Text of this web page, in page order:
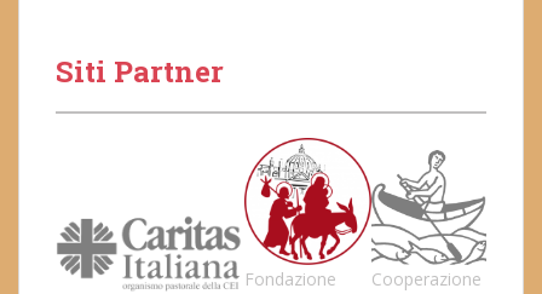
Siti Partner
Fondazione
Cooperazione